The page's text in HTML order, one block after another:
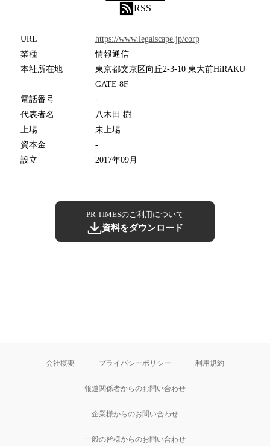
RSS
URL
https://www.legalscape.jp/corp
業種
情報通信
本社所在地
東京都文京区向丘2-3-10 東大前HiRAKU
GATE 8F
電話番号
-
代表者名
八木田 樹
上場
未上場
資本金
-
設立
2017年09月
PR TIMESのご利用について
資料をダウンロード
会社概要 プライバシーポリシー 利用規約
報道関係者からのお問い合わせ
企業様からのお問い合わせ
一般の皆様からのお問い合わせ